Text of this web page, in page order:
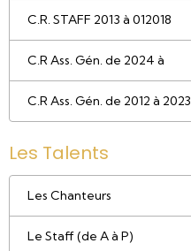
C.R. STAFF 2013 à 012018
C.R Ass. Gén. de 2024 à
C.R Ass. Gén. de 2012 à 2023
Les Talents
Les Chanteurs
Le Staff (de A à P)